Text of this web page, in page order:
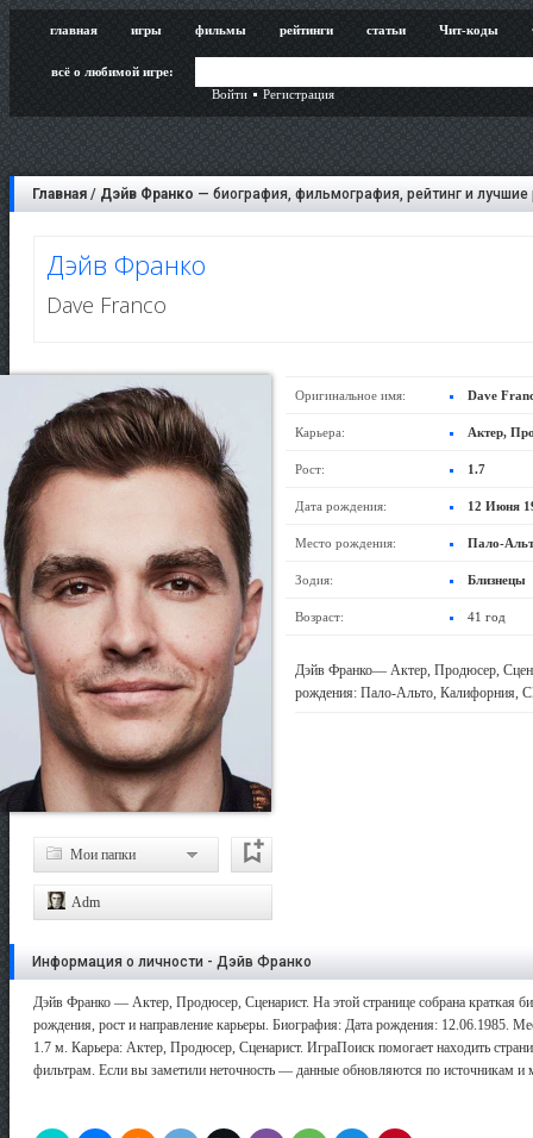
главная игры фильмы рейтинги статьи Чит-коды
всё о любимой игре:
Войти
Регистрация
Главная / Дэйв Франко — биография, фильмография, рейтинг и лучшие
Дэйв Франко
Dave Franco
Мои папки
Adm
Оригинальное имя: Dave
Карьера: Актер,
Рост: 1.7
Дата рождения: 12 Июня
Место рождения: Пало-
Зодия: Близнецы
Возраст: 41 год
Дэйв Франко— Актер, Продюсер,
рождения: Пало-Альто, Калифорния,
Информация о личности - Дэйв Франко
Дэйв Франко — Актер, Продюсер, Сценарист. На этой странице собрана краткая
рождения, рост и направление карьеры. Биография: Дата рождения:
1.7 м. Карьера: Актер, Продюсер, Сценарист. ИграПоиск помогает находить
фильтрам. Если вы заметили неточность — данные обновляются по источникам и